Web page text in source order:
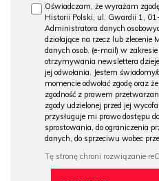
Oświadczam, że wyrażam
Historii Polski, ul. Gwardii 1,
Administratora danych
działające na rzecz lub zlecenie
danych osob. (e-mail) w
otrzymywania newslettera
jej odwołania. Jestem
momencie odwołać zgodę oraz
zgodność z prawem
zgody udzielonej przed jej
przysługuje mi prawo dostępu
sprostowania, do ograniczenia
danych, do sprzeciwu wobec